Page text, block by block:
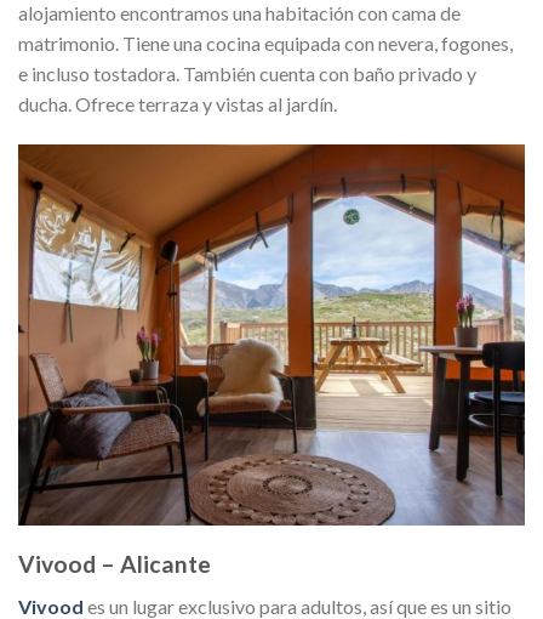
alojamiento encontramos una habitación con cama de
matrimonio. Tiene una cocina equipada con nevera, fogones,
e incluso tostadora. También cuenta con baño privado y
ducha. Ofrece terraza y vistas al jardín.
Vivood – Alicante
Vivood es un lugar exclusivo para adultos, así que es un sitio